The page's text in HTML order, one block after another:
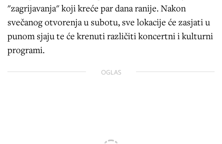
"zagrijavanja" koji kreće par dana ranije. Nakon
svečanog otvorenja u subotu, sve lokacije će zasjati u
punom sjaju te će krenuti različiti koncertni i kulturni
programi.
OGLAS